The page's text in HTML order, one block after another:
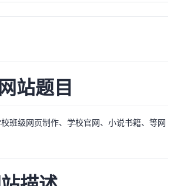
站题目
班级网页制作、学校官网、小说书籍、等网